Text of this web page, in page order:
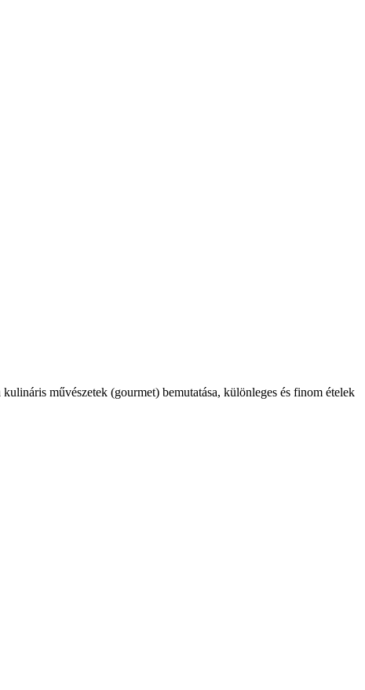
művészetek (gourmet) bemutatása, különleges és finom ételek